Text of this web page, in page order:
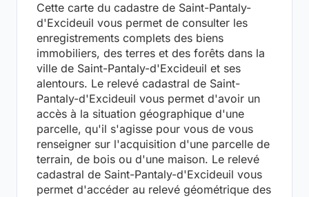
Cette carte du cadastre de Saint-Pantaly-
d'Excideuil vous permet de consulter les
enregistrements complets des biens
immobiliers, des terres et des forêts dans la
ville de Saint-Pantaly-d'Excideuil et ses
alentours. Le relevé cadastral de Saint-
Pantaly-d'Excideuil vous permet d'avoir un
accès à la situation géographique d'une
parcelle, qu'il s'agisse pour vous de vous
renseigner sur l'acquisition d'une parcelle de
terrain, de bois ou d'une maison. Le relevé
cadastral de Saint-Pantaly-d'Excideuil vous
permet d'accéder au relevé géométrique des